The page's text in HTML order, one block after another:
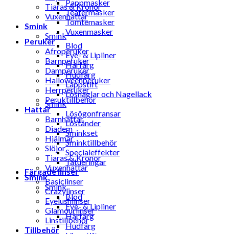
Tiaras & Kronor
Vuxenhattar
Smink
Smink
Blod
Eye- & Lipliner
Hårfärg
Hudfärg
Läppstift
Lösnaglar och Nagellack
Smink
Lösögonfransar
Löständer
Sminkset
Sminktillbehör
Specialeffekter
Tatueringar
Färgade linser
Basiclinser
Crazylinser
Eyelushlinser
Glamourlinser
Linstillbehör
Tillbehör
Pappmasker
Teatermasker
Tomtemasker
Vuxenmasker
Peruker
Afroperuker
Barnperuker
Damperuker
Halloweenperuker
Herrperuker
Peruktillbehör
Hattar
Barnhattar
Diadem
Hjälmar
Slöjor
Tiaras & Kronor
Vuxenhattar
Smink
Smink
Blod
Eye- & Lipliner
Hårfärg
Hudfärg